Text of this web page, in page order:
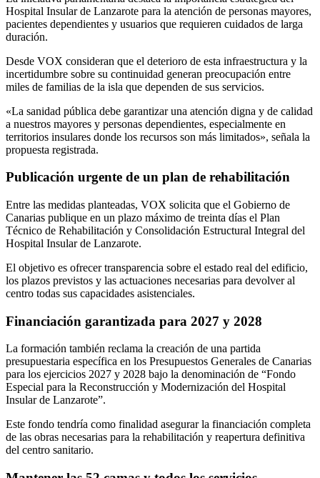
Hospital Insular de Lanzarote para la atención de personas mayores,
pacientes dependientes y usuarios que requieren cuidados de larga
duración.
Desde VOX consideran que el deterioro de esta infraestructura y la
incertidumbre sobre su continuidad generan preocupación entre
miles de familias de la isla que dependen de sus servicios.
«La sanidad pública debe garantizar una atención digna y de calidad
a nuestros mayores y personas dependientes, especialmente en
territorios insulares donde los recursos son más limitados», señala la
propuesta registrada.
Publicación urgente de un plan de rehabilitación
Entre las medidas planteadas, VOX solicita que el Gobierno de
Canarias publique en un plazo máximo de treinta días el Plan
Técnico de Rehabilitación y Consolidación Estructural Integral del
Hospital Insular de Lanzarote.
El objetivo es ofrecer transparencia sobre el estado real del edificio,
los plazos previstos y las actuaciones necesarias para devolver al
centro todas sus capacidades asistenciales.
Financiación garantizada para 2027 y 2028
La formación también reclama la creación de una partida
presupuestaria específica en los Presupuestos Generales de Canarias
para los ejercicios 2027 y 2028 bajo la denominación de “Fondo
Especial para la Reconstrucción y Modernización del Hospital
Insular de Lanzarote”.
Este fondo tendría como finalidad asegurar la financiación completa
de las obras necesarias para la rehabilitación y reapertura definitiva
del centro sanitario.